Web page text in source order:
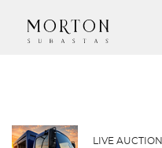
LIVE AUCTION